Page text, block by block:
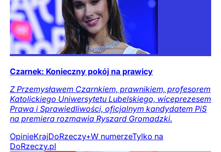
Czarnek: Konieczny pokój na prawicy
Z Przemysławem Czarnkiem, prawnikiem, profesorem
Katolickiego Uniwersytetu Lubelskiego, wiceprezesem
Prawa i Sprawiedliwości, oficjalnym kandydatem PiS
na premiera rozmawia Ryszard Gromadzki.
OpinieKrajDoRzeczy+W numerzeTylko na
DoRzeczy.pl